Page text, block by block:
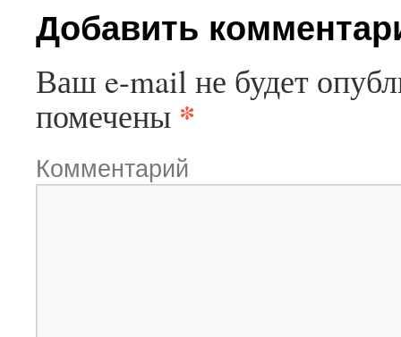
Добавить
Ваш e-mail не будет
помечены *
Комментарий